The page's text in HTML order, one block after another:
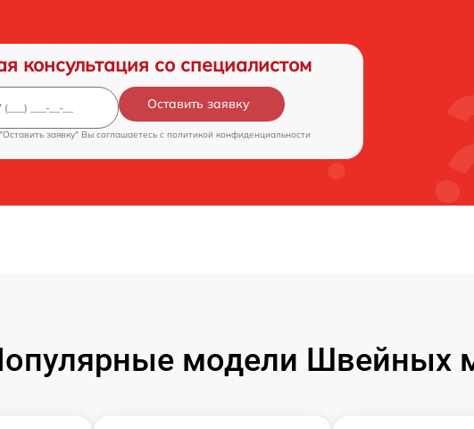
консультация со специалистом
Оставить заявку
заявку" Вы соглашаетесь c политикой конфиденциальности
модели Швейных